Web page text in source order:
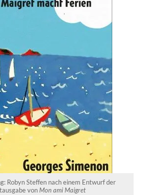
Robyn Steffen nach einem Entwurf der
vonMon ami Maigret